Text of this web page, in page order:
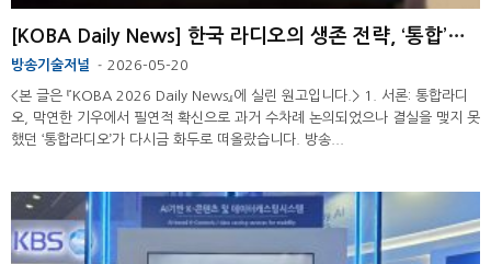
[KOBA Daily News] 한국 라디오의 생존 전략, ‘통합’이라는 필연적 진화의 길
방송기술저널 - 2026-05-20
<본 글은 『KOBA 2026 Daily News』에 실린 원고입니다.> 1. 서론: 통합라디
오, 막연한 기우에서 필연적 확신으로 과거 수차례 논의되었으나 결실을 맺지 못
했던 ‘통합라디오’가 다시금 화두로 떠올랐습니다. 방송...